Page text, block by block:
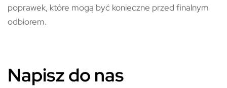
poprawek, które mogą być konieczne przed finalnym
odbiorem.
Napisz do nas